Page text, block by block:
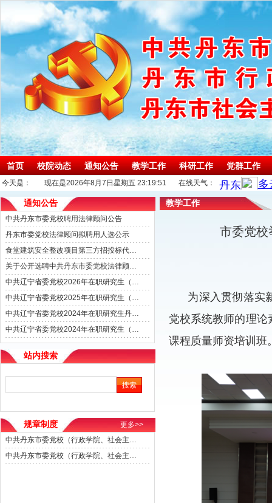
首页 校院动态 通知公告 教学工作 科研工作 党群工作
今天是： 现在是2026年8月7日星期五 23:19:52 在线天气：
通知公告
中共丹东市委党校聘用法律顾问公告
丹东市委党校法律顾问拟聘用人选公示
食堂建筑安全整改项目第三方招投标代理机构选取公告
关于公开选聘中共丹东市委党校法律顾问的公告
中共辽宁省委党校2026年在职研究生（丹东学区）招生简章
中共辽宁省委党校2025年在职研究生（丹东学区）招生简章
中共辽宁省委党校2024年在职研究生丹东学区现场确认通知
中共辽宁省委党校2024年在职研究生（丹东学区）招生简章
站内搜索
规章制度
更多>>
中共丹东市委党校（行政学院、社会主义学院）在职教师受邀外出活动管理办法（试行）
中共丹东市委党校（行政学院、社会主义学院）信息宣传工作管理办法
教学工作
市委党校
为深入贯彻落实新
党校系统教师的理论
课程质量师资培训班